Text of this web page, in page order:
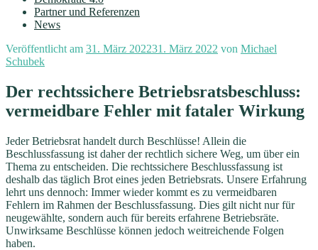
Partner und Referenzen
News
Veröffentlicht am 31. März 202231. März 2022 von Michael
Schubek
Der rechtssichere Betriebsratsbeschluss:
vermeidbare Fehler mit fataler Wirkung
Jeder Betriebsrat handelt durch Beschlüsse! Allein die
Beschlussfassung ist daher der rechtlich sichere Weg, um über ein
Thema zu entscheiden. Die rechtssichere Beschlussfassung ist
deshalb das täglich Brot eines jeden Betriebsrats. Unsere Erfahrung
lehrt uns dennoch: Immer wieder kommt es zu vermeidbaren
Fehlern im Rahmen der Beschlussfassung. Dies gilt nicht nur für
neugewählte, sondern auch für bereits erfahrene Betriebsräte.
Unwirksame Beschlüsse können jedoch weitreichende Folgen
haben.